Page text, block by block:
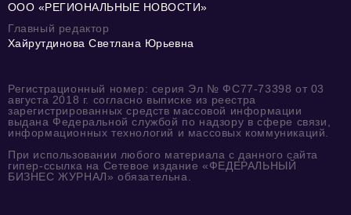
ООО «РЕГИОНАЛЬНЫЕ НОВОСТИ»
Главный редактор
Хайрутдинова Светлана Юрьевна
Регистрационный номер: серия Эл № ФС77-73398 от 03
августа 2018 г. согласно выписке из реестра
зарегистрированных средств массовой информации
выдана Федеральной службой по надзору в сфере связи,
информационных технологий и массовых коммуникаций.
При использовании любого материала с данного сайта
гипер-ссылка на Сетевое издание «ФЕДЕРАЛЬНЫЙ
БИЗНЕС ЖУРНАЛ» обязательна.